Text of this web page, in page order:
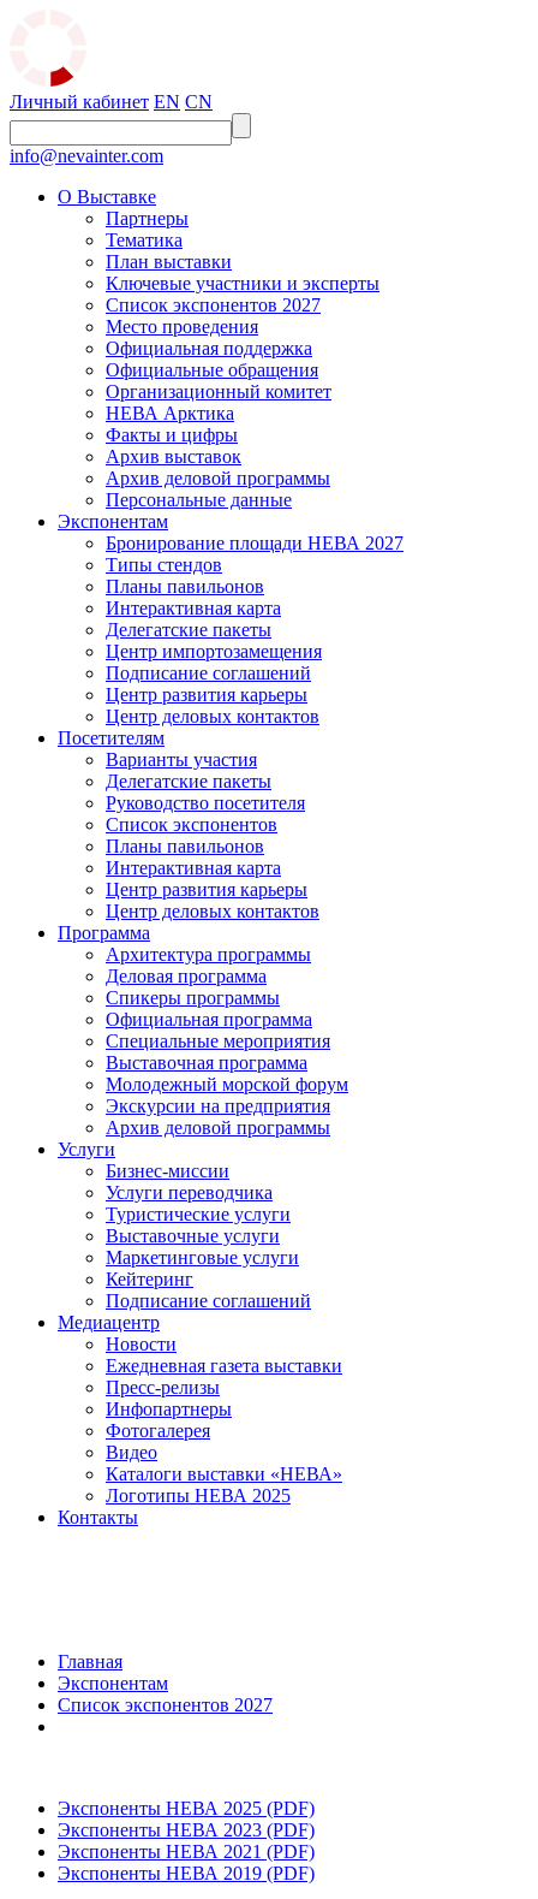
Личный кабинет EN CN
info@nevainter.com
О Выставке
Партнеры
Тематика
План выставки
Ключевые участники и эксперты
Список экспонентов 2027
Место проведения
Официальная поддержка
Официальные обращения
Организационный комитет
НЕВА Арктика
Факты и цифры
Архив выставок
Архив деловой программы
Персональные данные
Экспонентам
Бронирование площади НЕВА 2027
Типы стендов
Планы павильонов
Интерактивная карта
Делегатские пакеты
Центр импортозамещения
Подписание соглашений
Центр развития карьеры
Центр деловых контактов
Посетителям
Варианты участия
Делегатские пакеты
Руководство посетителя
Список экспонентов
Планы павильонов
Интерактивная карта
Центр развития карьеры
Центр деловых контактов
Программа
Архитектура программы
Деловая программа
Спикеры программы
Официальная программа
Специальные мероприятия
Выставочная программа
Молодежный морской форум
Экскурсии на предприятия
Архив деловой программы
Услуги
Бизнес-миссии
Услуги переводчика
Туристические услуги
Выставочные услуги
Маркетинговые услуги
Кейтеринг
Подписание соглашений
Медиацентр
Новости
Ежедневная газета выставки
Пресс-релизы
Инфопартнеры
Фотогалерея
Видео
Каталоги выставки «НЕВА»
Логотипы НЕВА 2025
Контакты
Главная
Экспонентам
Список экспонентов 2027
Экспоненты НЕВА 2025 (PDF)
Экспоненты НЕВА 2023 (PDF)
Экспоненты НЕВА 2021 (PDF)
Экспоненты НЕВА 2019 (PDF)